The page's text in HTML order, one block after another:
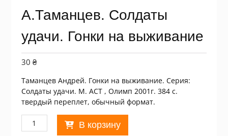
А.Таманцев. Солдаты
удачи. Гонки на выживание
30 ₴
Таманцев Андрей. Гонки на выживание. Серия:
Солдаты удачи. М. АСТ , Олимп 2001г. 384 с.
твердый переплет, обычный формат.
Количество
товара
В корзину